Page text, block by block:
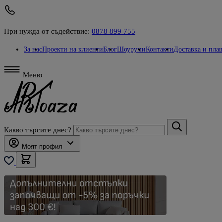
При нужда от съдействие: 0878 899 755
За насПроекти на клиентиБлогШоурумиКонтактиДоставка и
Меню
Какво търсите днес?
Моят профил